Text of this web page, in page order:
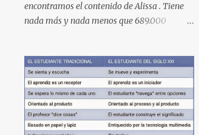
encontramos el contenido de Alissa . Tiene
nada más y nada menos que 689.000
16 carpetas con diferente contenido para
aprender expresiones, cultura, cocina etc.
https://www.youtube.com/@AlissaOfficial/p
laylists 2. Canal de Anastasia G . con
224.000 subscriptores y 97 vídeos en